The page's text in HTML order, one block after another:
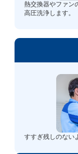
熱交換器やファン
高圧洗浄します。
すすぎ残しのない